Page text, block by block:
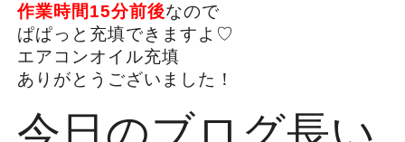
作業時間15分前後なので
ぱぱっと充填できますよ♡
エアコンオイル充填
ありがとうございました！